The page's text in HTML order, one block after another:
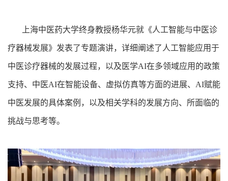
上海中医药大学终身教授杨华元就《人工智能与中医诊
疗器械发展》发表了专题演讲，详细阐述了人工智能应用于
中医诊疗器械的发展过程，以及医学AI在多领域应用的政策
支持、中医AI在智能设备、虚拟仿真等方面的进展、AI赋能
中医发展的具体案例，以及相关学科的发展方向、所面临的
挑战与思考等。